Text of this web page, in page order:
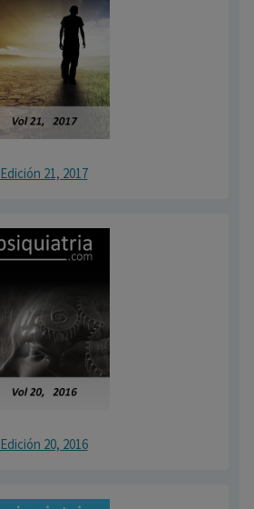
Edición 21, 2017
Edición 20, 2016